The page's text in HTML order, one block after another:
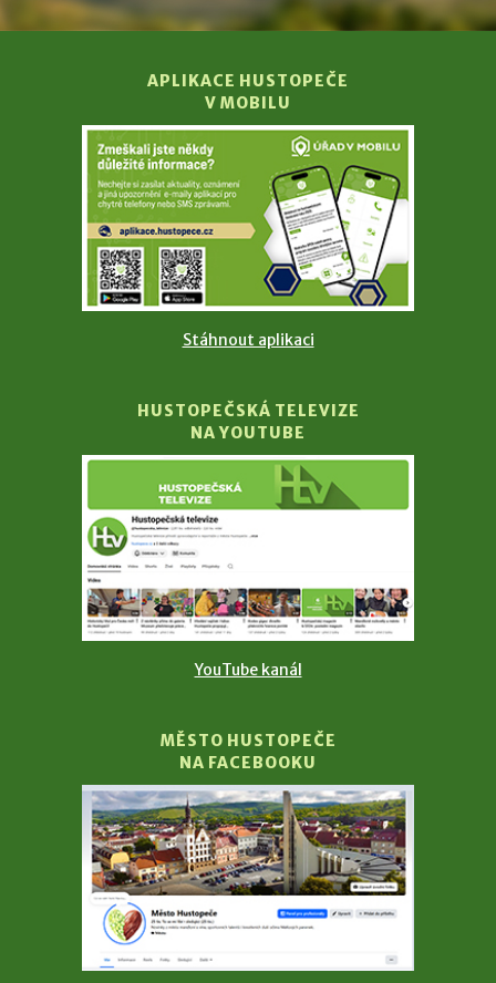
APLIKACE HUSTOPEČE
V MOBILU
Stáhnout aplikaci
HUSTOPEČSKÁ TELEVIZE
NA YOUTUBE
YouTube kanál
MĚSTO HUSTOPEČE
NA FACEBOOKU